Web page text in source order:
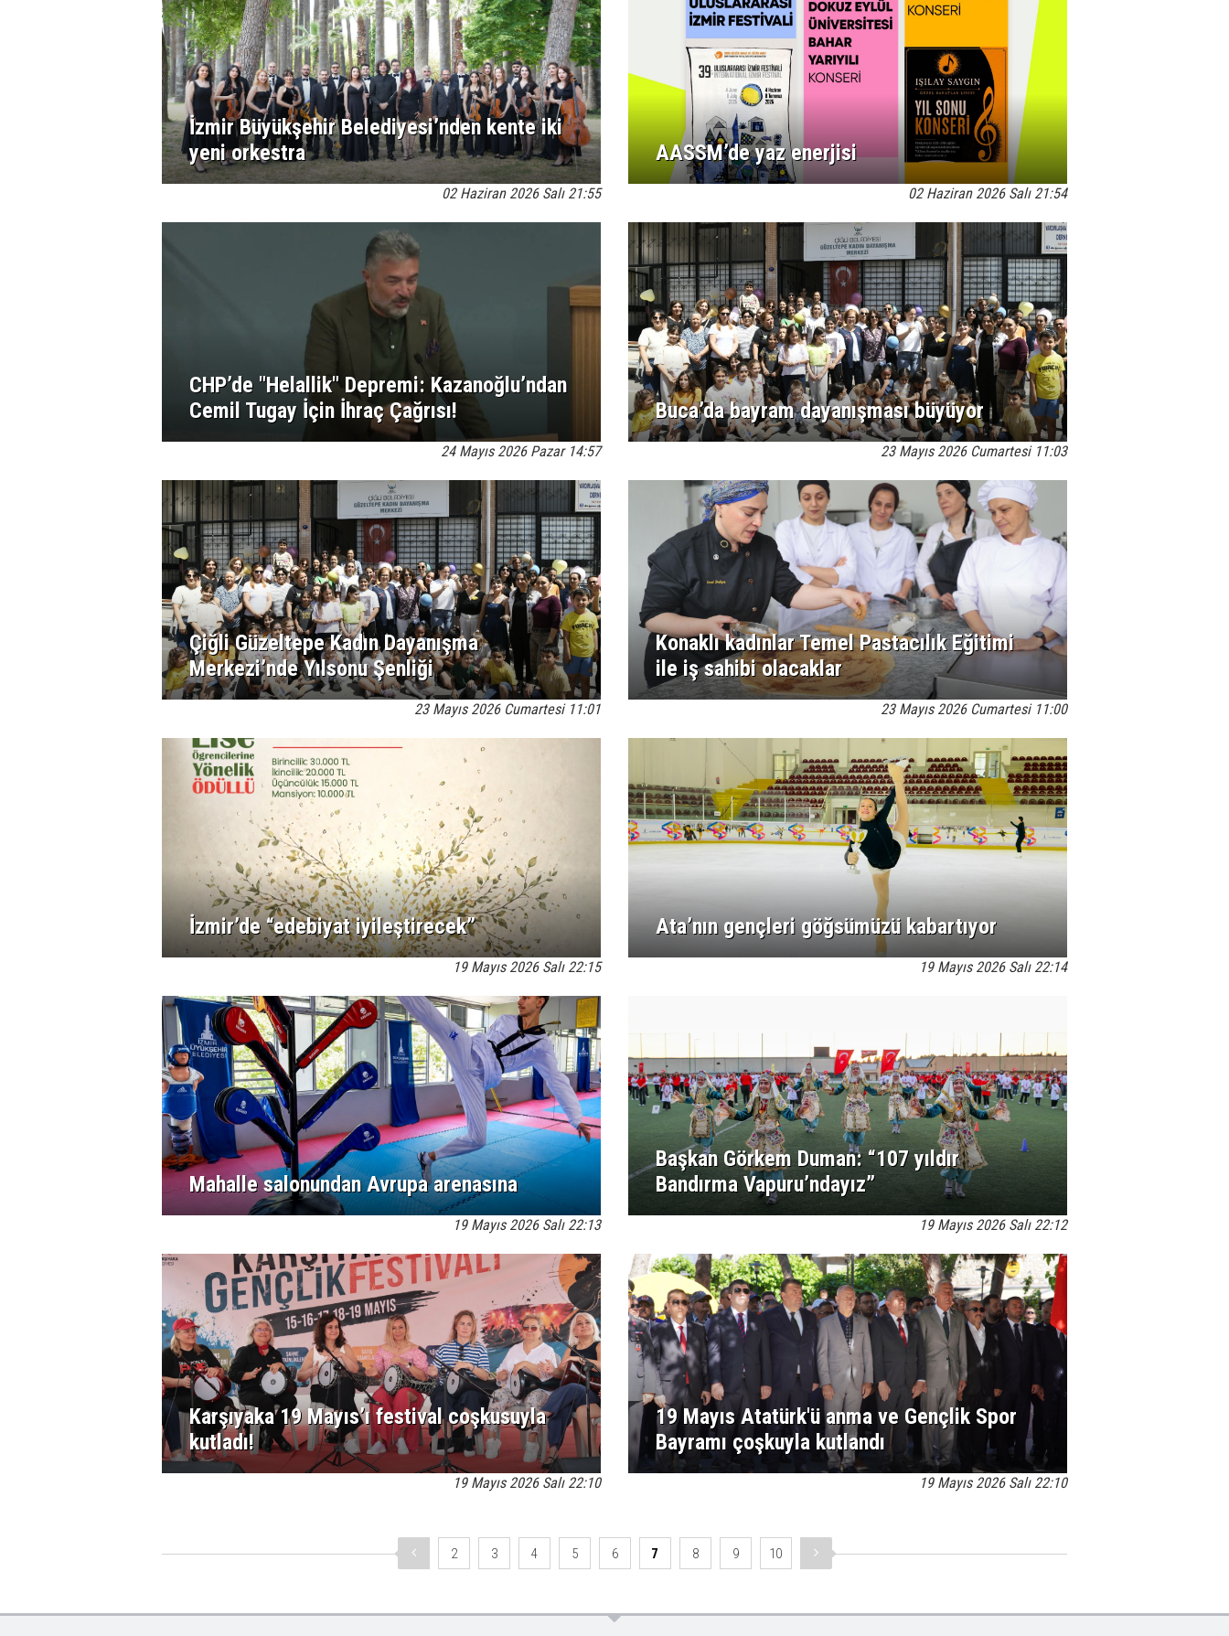
İzmir Büyükşehir Belediyesi’nden kente iki
yeni orkestra
02 Haziran 2026 Salı 21:55
AASSM’de yaz enerjisi
02 Haziran 2026 Salı 21:54
CHP’de "Helallik" Depremi: Kazanoğlu’ndan
Cemil Tugay İçin İhraç Çağrısı!
24 Mayıs 2026 Pazar 14:57
Buca’da bayram dayanışması büyüyor
23 Mayıs 2026 Cumartesi 11:03
Çiğli Güzeltepe Kadın Dayanışma
Merkezi’nde Yılsonu Şenliği
23 Mayıs 2026 Cumartesi 11:01
Konaklı kadınlar Temel Pastacılık Eğitimi
ile iş sahibi olacaklar
23 Mayıs 2026 Cumartesi 11:00
İzmir’de “edebiyat iyileştirecek”
19 Mayıs 2026 Salı 22:15
Ata’nın gençleri göğsümüzü kabartıyor
19 Mayıs 2026 Salı 22:14
Mahalle salonundan Avrupa arenasına
19 Mayıs 2026 Salı 22:13
Başkan Görkem Duman: “107 yıldır
Bandırma Vapuru’ndayız”
19 Mayıs 2026 Salı 22:12
Karşıyaka 19 Mayıs’ı festival coşkusuyla
kutladı!
19 Mayıs 2026 Salı 22:10
19 Mayıs Atatürk'ü anma ve Gençlik Spor
Bayramı çoşkuyla kutlandı
19 Mayıs 2026 Salı 22:10
2 3 4 5 6 7 8 9 10